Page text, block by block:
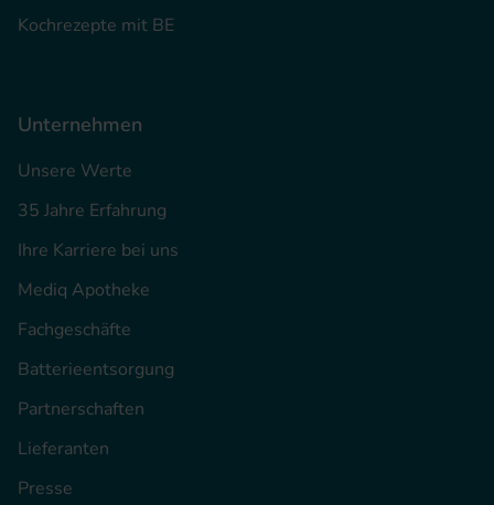
Kochrezepte mit BE
Unternehmen
Unsere Werte
35 Jahre Erfahrung
Ihre Karriere bei uns
Mediq Apotheke
Fachgeschäfte
Batterieentsorgung
Partnerschaften
Lieferanten
Presse